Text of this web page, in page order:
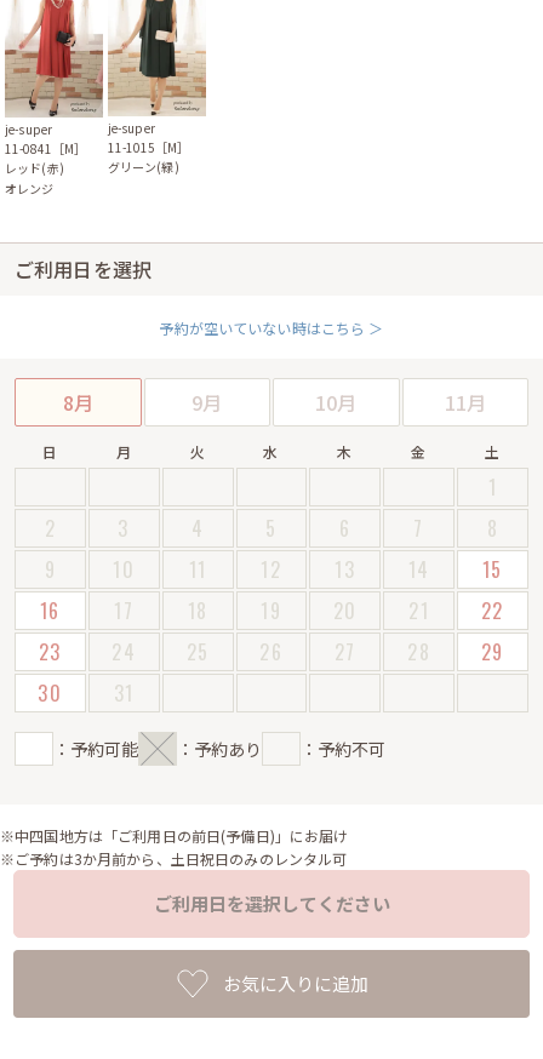
je-super
11-0841［M］
レッド(赤)
オレンジ
je-super
11-1015［M］
グリーン(緑)
ご利用日を選択
予約が空いていない時はこちら ＞
8月 9月 10月 11月
日 月 火 水 木 金 土
1
2
3 4 5 6 7
8
9
10 11 12 13 14
15
16
17 18 19 20 21
22
23
24 25 26 27 28
29
30
31
：予約可能 ：予約あり ：予約不可
※中四国地方は「ご利用日の前日(予備日)」にお届け
※ご予約は3か月前から、土日祝日のみのレンタル可
ご利用日を選択してください
お気に入りに追加